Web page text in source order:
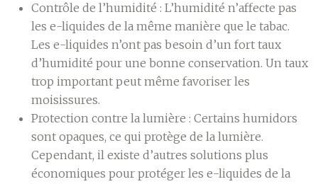
Contrôle de l’humidité : L’humidité n’affecte pas
les e-liquides de la même manière que le tabac.
Les e-liquides n’ont pas besoin d’un fort taux
d’humidité pour une bonne conservation. Un taux
trop important peut même favoriser les
moisissures.
Protection contre la lumière : Certains humidors
sont opaques, ce qui protège de la lumière.
Cependant, il existe d’autres solutions plus
économiques pour protéger les e-liquides de la